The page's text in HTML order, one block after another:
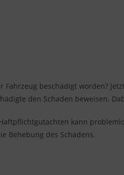
Fahrzeug beschädigt worden?
den Schaden beweisen.
kann
Behebung des Schadens.